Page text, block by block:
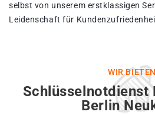
selbst von unserem erstklassigen
Leidenschaft für
WIR BIETEN
Schlüsselnotdienst
Berlin